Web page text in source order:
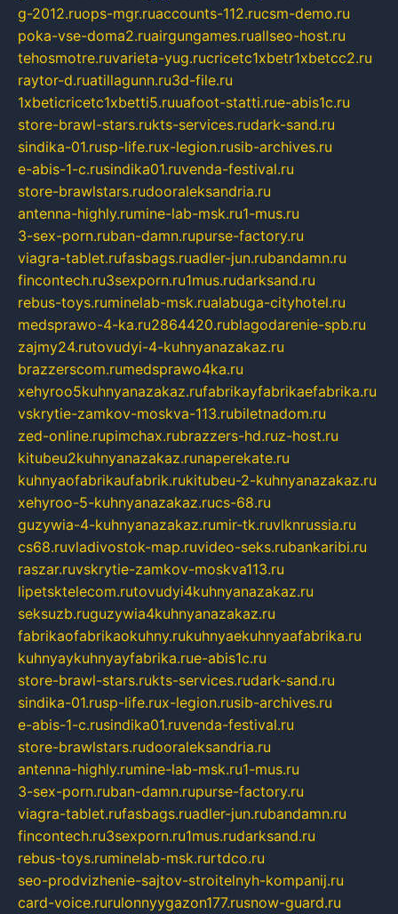
g-2012.ruops-mgr.ruaccounts-112.rucsm-demo.ru
poka-vse-doma2.ruairgungames.ruallseo-host.ru
tehosmotre.ruvarieta-yug.rucricetc1xbetr1xbetcc2.ru
raytor-d.ruatillagunn.ru3d-file.ru
1xbeticricetc1xbetti5.ruuafoot-statti.rue-abis1c.ru
store-brawl-stars.rukts-services.rudark-sand.ru
sindika-01.rusp-life.rux-legion.rusib-archives.ru
e-abis-1-c.rusindika01.ruvenda-festival.ru
store-brawlstars.rudooraleksandria.ru
antenna-highly.rumine-lab-msk.ru1-mus.ru
3-sex-porn.ruban-damn.rupurse-factory.ru
viagra-tablet.rufasbags.ruadler-jun.rubandamn.ru
fincontech.ru3sexporn.ru1mus.rudarksand.ru
rebus-toys.ruminelab-msk.rualabuga-cityhotel.ru
medsprawo-4-ka.ru2864420.rublagodarenie-spb.ru
zajmy24.rutovudyi-4-kuhnyanazakaz.ru
brazzerscom.rumedsprawo4ka.ru
xehyroo5kuhnyanazakaz.rufabrikayfabrikaefabrika.ru
vskrytie-zamkov-moskva-113.rubiletnadom.ru
zed-online.rupimchax.rubrazzers-hd.ruz-host.ru
kitubeu2kuhnyanazakaz.runaperekate.ru
kuhnyaofabrikaufabrik.rukitubeu-2-kuhnyanazakaz.ru
xehyroo-5-kuhnyanazakaz.rucs-68.ru
guzywia-4-kuhnyanazakaz.rumir-tk.ruvlknrussia.ru
cs68.ruvladivostok-map.ruvideo-seks.rubankaribi.ru
raszar.ruvskrytie-zamkov-moskva113.ru
lipetsktelecom.rutovudyi4kuhnyanazakaz.ru
seksuzb.ruguzywia4kuhnyanazakaz.ru
fabrikaofabrikaokuhny.rukuhnyaekuhnyaafabrika.ru
kuhnyaykuhnyayfabrika.rue-abis1c.ru
store-brawl-stars.rukts-services.rudark-sand.ru
sindika-01.rusp-life.rux-legion.rusib-archives.ru
e-abis-1-c.rusindika01.ruvenda-festival.ru
store-brawlstars.rudooraleksandria.ru
antenna-highly.rumine-lab-msk.ru1-mus.ru
3-sex-porn.ruban-damn.rupurse-factory.ru
viagra-tablet.rufasbags.ruadler-jun.rubandamn.ru
fincontech.ru3sexporn.ru1mus.rudarksand.ru
rebus-toys.ruminelab-msk.rurtdco.ru
seo-prodvizhenie-sajtov-stroitelnyh-kompanij.ru
card-voice.rurulonnyygazon177.rusnow-guard.ru